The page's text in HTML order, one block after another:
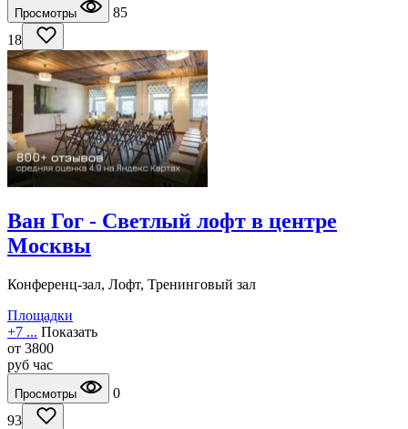
Просмотры
85
18
Ван Гог - Светлый лофт в центре
Москвы
Конференц-зал, Лофт, Тренинговый зал
Площадки
+7 ... Показать
от 3800
руб час
Просмотры
0
93